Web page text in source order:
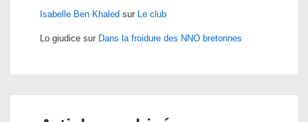
Isabelle Ben Khaled sur Le club
Lo giudice sur Dans la froidure des NNO bretonnes